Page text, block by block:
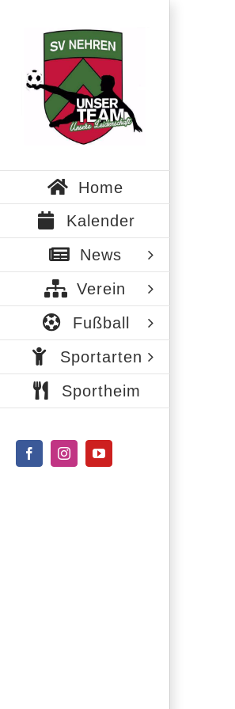
springen
Home
Kalender
News
Verein
Fußball
Sportarten
Sportheim
FacebookInstagramYouTube